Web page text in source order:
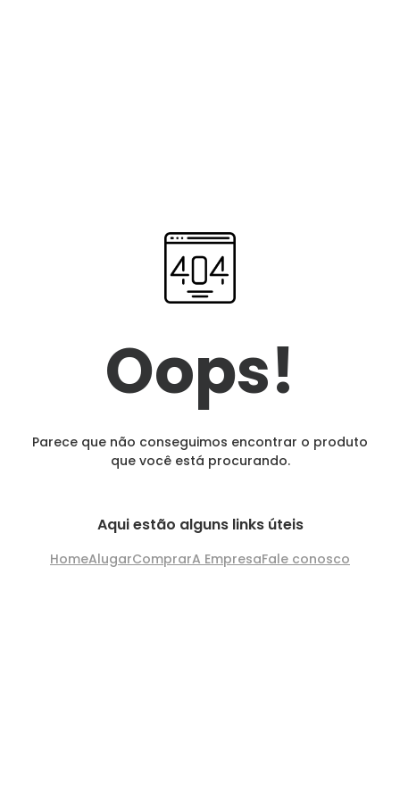
Oops!
Parece que não conseguimos encontrar o produto
que você está procurando.
Aqui estão alguns links úteis
HomeAlugarComprarA EmpresaFale conosco